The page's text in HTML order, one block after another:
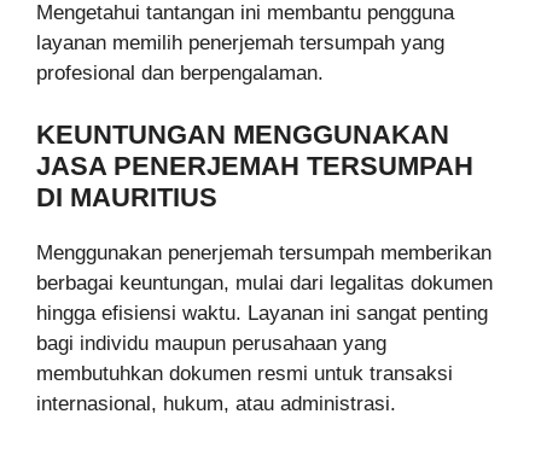
Mengetahui tantangan ini membantu pengguna
layanan memilih penerjemah tersumpah yang
profesional dan berpengalaman.
KEUNTUNGAN MENGGUNAKAN
JASA PENERJEMAH TERSUMPAH
DI MAURITIUS
Menggunakan penerjemah tersumpah memberikan
berbagai keuntungan, mulai dari legalitas dokumen
hingga efisiensi waktu. Layanan ini sangat penting
bagi individu maupun perusahaan yang
membutuhkan dokumen resmi untuk transaksi
internasional, hukum, atau administrasi.